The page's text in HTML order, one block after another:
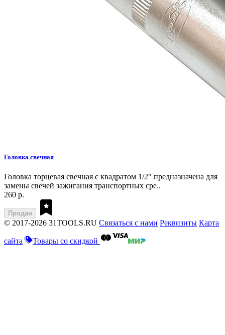
Головка свечная
Головка торцевая свечная с квадратом 1/2" предназначена для
замены свечей зажигания транспортных сре..
260 р.
Продан
© 2017-2026 31TOOLS.RU Связаться с нами Реквизиты Карта
сайта Товары со скидкой